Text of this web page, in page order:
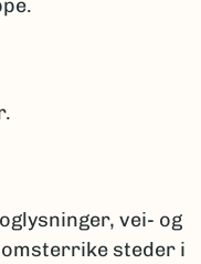
vei- og
steder i